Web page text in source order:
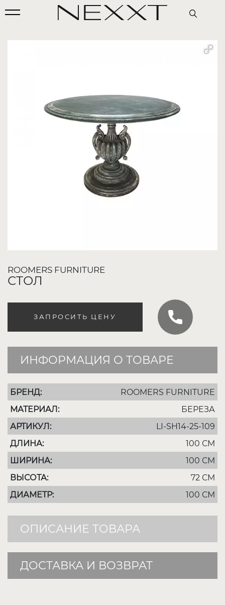
ROOMERS FURNITURE
СТОЛ
ЗАПРОСИТЬ ЦЕНУ
ИНФОРМАЦИЯ О ТОВАРЕ
БРЕНД:
ROOMERS FURNITURE
МАТЕРИАЛ:
БЕРЕЗА
АРТИКУЛ:
LI-SH14-25-109
ДЛИНА:
100 СМ
ШИРИНА:
100 СМ
ВЫСОТА:
72 СМ
ДИАМЕТР:
100 СМ
ОПИСАНИЕ ТОВАРА
ДОСТАВКА И ВОЗВРАТ